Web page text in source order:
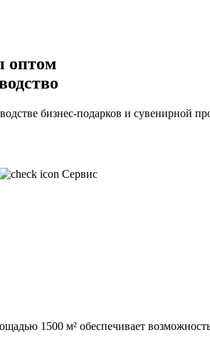
оптом
бизнес-подарков и сувенирной
Сервис
1500 м² обеспечивает